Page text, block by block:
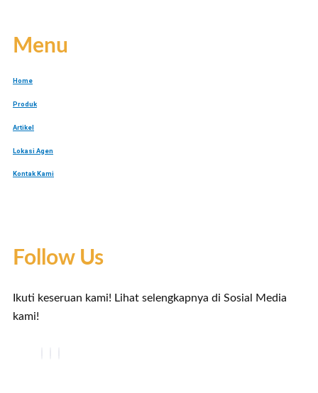
Menu
Home
Produk
Artikel
Lokasi Agen
Kontak Kami
Follow Us
Ikuti keseruan kami! Lihat selengkapnya di Sosial Media
kami!